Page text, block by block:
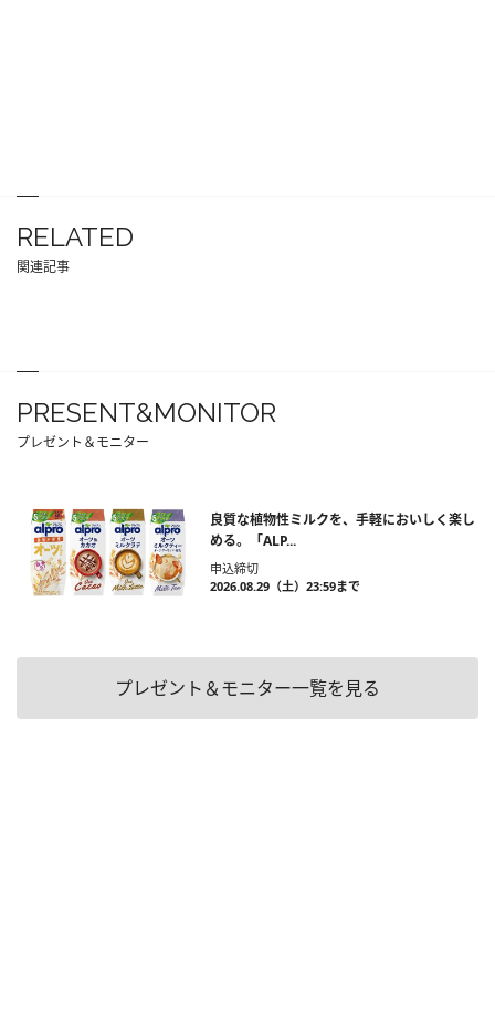
RELATED
関連記事
PRESENT&MONITOR
プレゼント＆モニター
良質な植物性ミルクを、手軽においしく楽し
める。「ALP...
申込締切
2026.08.29（土）23:59まで
プレゼント＆モニター一覧を見る